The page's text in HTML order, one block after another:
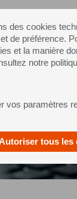
des cookies
de préférence.
et la manière
notre
vos paramètres
tous les
un
dessous